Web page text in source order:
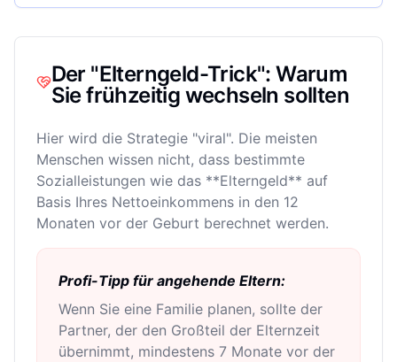
Der "Elterngeld-Trick": Warum
Sie frühzeitig wechseln sollten
Hier wird die Strategie "viral". Die meisten
Menschen wissen nicht, dass bestimmte
Sozialleistungen wie das **Elterngeld** auf
Basis Ihres Nettoeinkommens in den 12
Monaten vor der Geburt berechnet werden.
Profi-Tipp für angehende Eltern:
Wenn Sie eine Familie planen, sollte der
Partner, der den Großteil der Elternzeit
übernimmt, mindestens 7 Monate vor der